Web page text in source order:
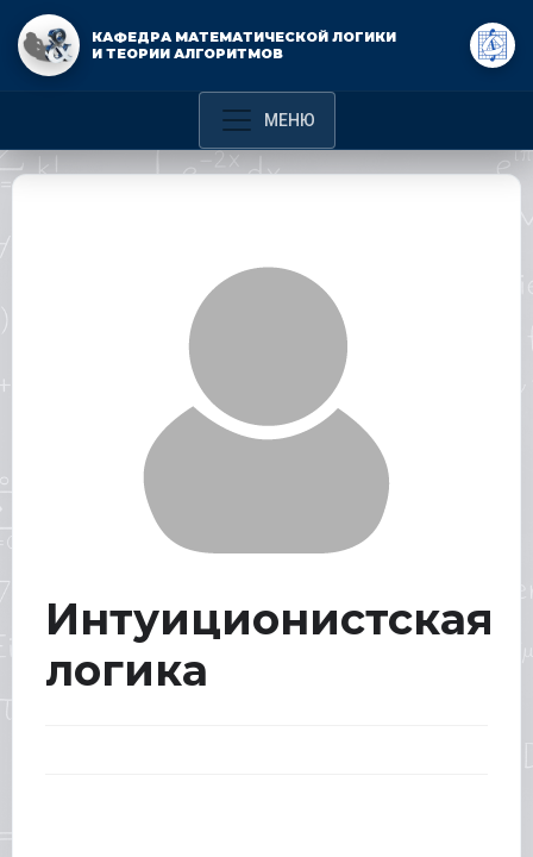
КАФЕДРА МАТЕМАТИЧЕСКОЙ ЛОГИКИ
И ТЕОРИИ АЛГОРИТМОВ
Интуиционистская
логика